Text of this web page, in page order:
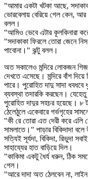
"আমার একটা খটকা আছে,
ভোরবেলায় বেরিয়ে গেল কেন,
বলল।
"আমিও ভেবে এটার কূলকিনারা
"সদাকাকা ফিরলে তোরা জেনে
পাবোনা।" ঝন্টু বলল।
অত সকালেও মন্দিরে লোকজন
দেখতে এসেছে। মন্দিরে বাঁশ
পারে। পুরোহিত দাদু সাদা ধবধবে
ব্যবস্থা তদারকি করছেন।
পুরোহিত দাদুর সহচর হয়েছে। ৮
ঠেলেঠুলে একেবারে গর্ভগৃহের
"কী রে তোরা এত দেরী করে এলি
সামলাতে।" পাড়ার বিকিদাদা
সত্যিই সূর্যদা, বিকিদা, রিভুদা
সাহায্যের হাত বাড়িয়ে দিল।
"কাকিমা একটু ধৈর্য ধরুন, ঠিক
গেল।
"আরে দাদা অত ঠেলবেন না,